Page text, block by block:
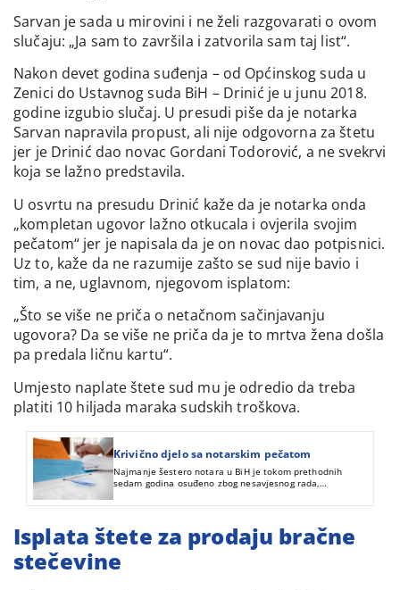
Sarvan je sada u mirovini i ne želi razgovarati o ovom
slučaju: „Ja sam to završila i zatvorila sam taj list“.
Nakon devet godina suđenja – od Općinskog suda u
Zenici do Ustavnog suda BiH – Drinić je u junu 2018.
godine izgubio slučaj. U presudi piše da je notarka
Sarvan napravila propust, ali nije odgovorna za štetu
jer je Drinić dao novac Gordani Todorović, a ne svekrvi
koja se lažno predstavila.
U osvrtu na presudu Drinić kaže da je notarka onda
„kompletan ugovor lažno otkucala i ovjerila svojim
pečatom“ jer je napisala da je on novac dao potpisnici.
Uz to, kaže da ne razumije zašto se sud nije bavio i
tim, a ne, uglavnom, njegovom isplatom:
„Što se više ne priča o netačnom sačinjavanju
ugovora? Da se više ne priča da je to mrtva žena došla
pa predala ličnu kartu“.
Umjesto naplate štete sud mu je odredio da treba
platiti 10 hiljada maraka sudskih troškova.
Krivično djelo sa notarskim pečatom
Najmanje šestero notara u BiH je tokom prethodnih
sedam godina osuđeno zbog nesavjesnog rada,
Isplata štete za prodaju bračne
stečevine